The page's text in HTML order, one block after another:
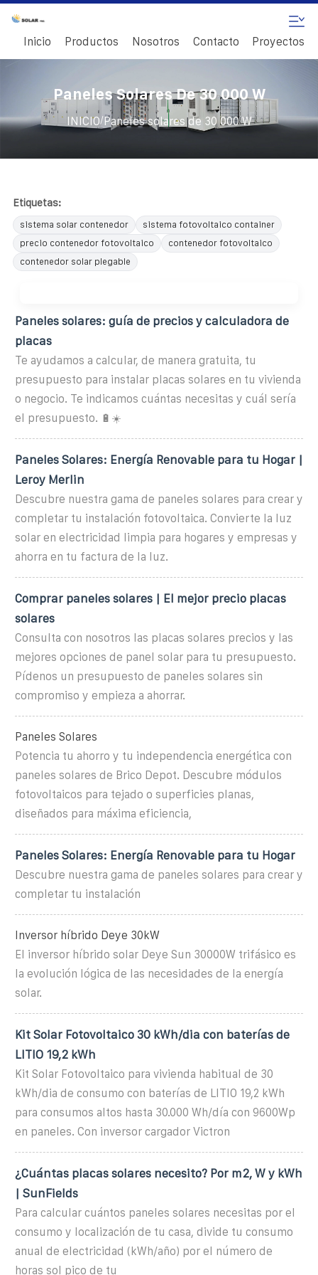
Inicio Productos Nosotros Contacto Proyectos
Paneles Solares De 30 000 W
INICIO/ Paneles solares de 30 000 W
Etiquetas:
sistema solar contenedor
sistema fotovoltaico container
precio contenedor fotovoltaico
contenedor fotovoltaico
contenedor solar plegable
Paneles solares: guía de precios y calculadora de
placas
Te ayudamos a calcular, de manera gratuita, tu
presupuesto para instalar placas solares en tu vivienda
o negocio. Te indicamos cuántas necesitas y cuál sería
el presupuesto. 🔋☀️
Paneles Solares: Energía Renovable para tu Hogar |
Leroy Merlin
Descubre nuestra gama de paneles solares para crear y
completar tu instalación fotovoltaica. Convierte la luz
solar en electricidad limpia para hogares y empresas y
ahorra en tu factura de la luz.
Comprar paneles solares | El mejor precio placas
solares
Consulta con nosotros las placas solares precios y las
mejores opciones de panel solar para tu presupuesto.
Pídenos un presupuesto de paneles solares sin
compromiso y empieza a ahorrar.
Paneles Solares
Potencia tu ahorro y tu independencia energética con
paneles solares de Brico Depot. Descubre módulos
fotovoltaicos para tejado o superficies planas,
diseñados para máxima eficiencia,
Paneles Solares: Energía Renovable para tu Hogar
Descubre nuestra gama de paneles solares para crear y
completar tu instalación
Inversor híbrido Deye 30kW
El inversor híbrido solar Deye Sun 30000W trifásico es
la evolución lógica de las necesidades de la energía
solar.
Kit Solar Fotovoltaico 30 kWh/dia con baterías de
LITIO 19,2 kWh
Kit Solar Fotovoltaico para vivienda habitual de 30
kWh/dia de consumo con baterías de LITIO 19,2 kWh
para consumos altos hasta 30.000 Wh/día con 9600Wp
en paneles. Con inversor cargador Victron
¿Cuántas placas solares necesito? Por m2, W y kWh
| SunFields
Para calcular cuántos paneles solares necesitas por el
consumo y localización de tu casa, divide tu consumo
anual de electricidad (kWh/año) por el número de
horas sol pico de tu